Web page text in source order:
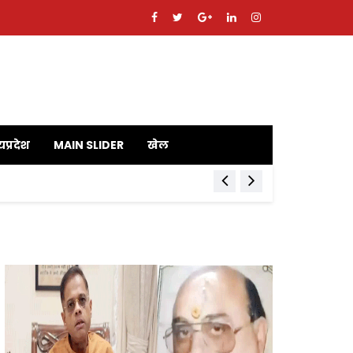
MAIN SLIDER खेल